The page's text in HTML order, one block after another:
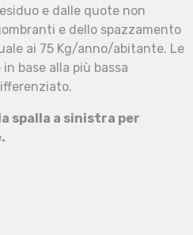
e dalle quote non
e dello spazzamento
ai 75 Kg/anno/abitante. Le
base alla più bassa
spalla a sinistra per